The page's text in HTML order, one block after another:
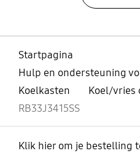
Startpagina
Hulp en ondersteuning
Koelkasten
Koel/vries
RB33J3415SS
Klik hier om je bestelling